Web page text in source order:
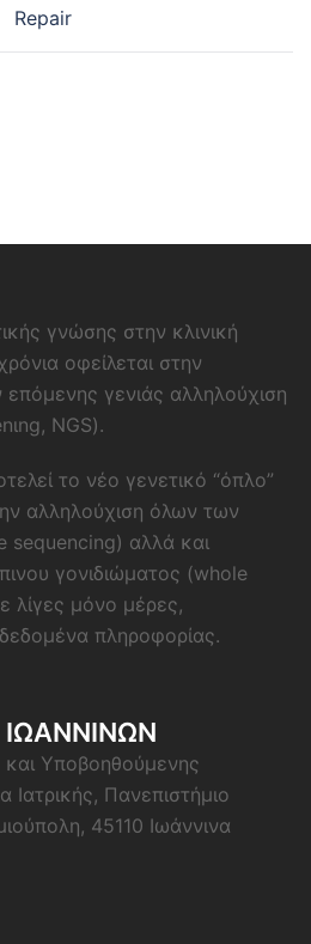
Repair
γνώσης στην κλινική
οφείλεται στην
γενιάς αλληλούχιση
NGS).
το νέο γενετικό “όπλο”
αλληλούχιση όλων των
sequencing) αλλά και
γονιδιώματος (whole
λίγες μόνο μέρες,
πληροφορίας.
και Υποβοηθούμενης
Πανεπιστήμιο
45110 Ιωάννινα